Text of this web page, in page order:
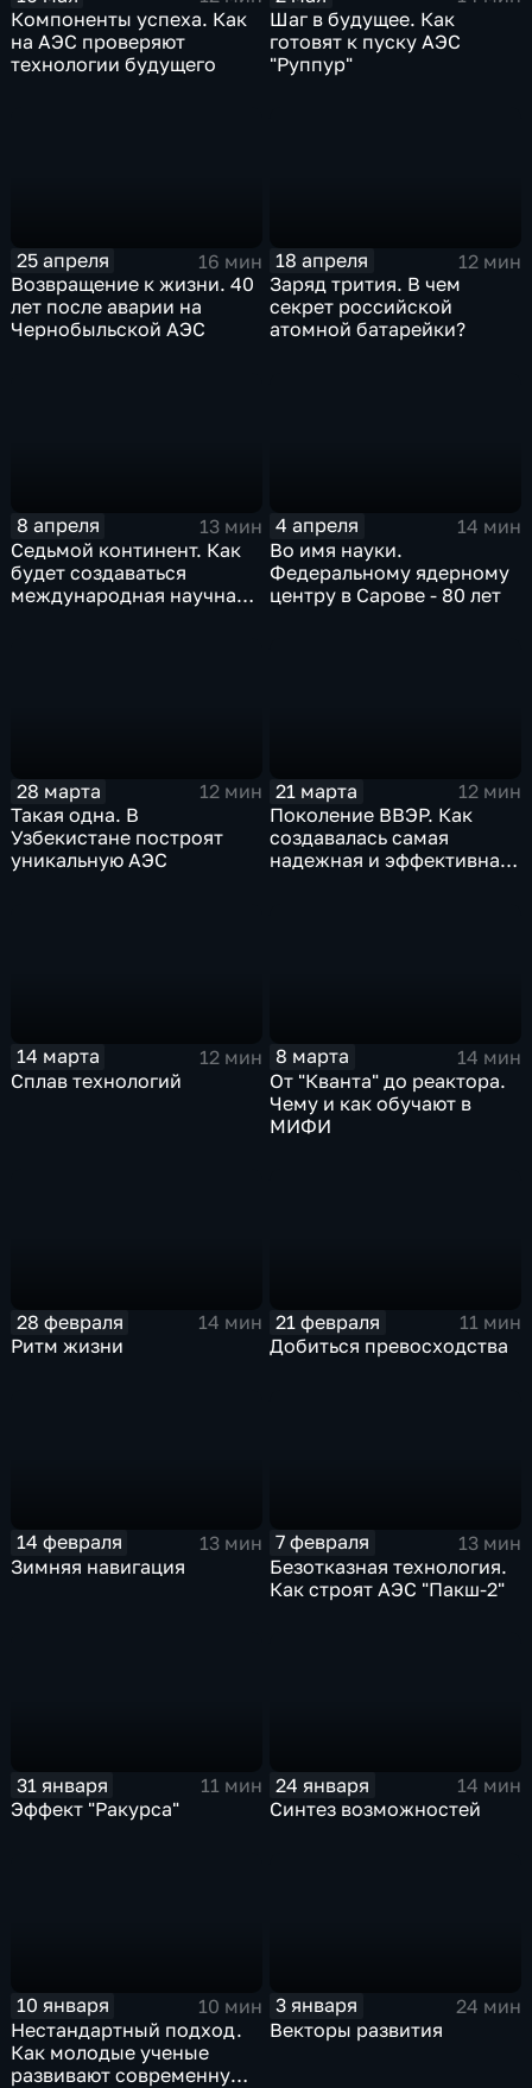
Компоненты успеха. Как
на АЭС проверяют
технологии будущего
Шаг в будущее. Как
готовят к пуску АЭС
"Руппур"
25 апреля
16 мин
Возвращение к жизни. 40
лет после аварии на
Чернобыльской АЭС
18 апреля
12 мин
Заряд трития. В чем
секрет российской
атомной батарейки?
8 апреля
13 мин
Седьмой континент. Как
будет создаваться
международная научная
4 апреля
14 мин
Во имя науки.
Федеральному ядерному
центру в Сарове - 80 лет
28 марта
12 мин
Такая одна. В
Узбекистане построят
уникальную АЭС
21 марта
12 мин
Поколение ВВЭР. Как
создавалась самая
надежная и эффективная
14 марта
12 мин
Сплав технологий
8 марта
14 мин
От "Кванта" до реактора.
Чему и как обучают в
МИФИ
28 февраля
14 мин
Ритм жизни
21 февраля
11 мин
Добиться превосходства
14 февраля
13 мин
Зимняя навигация
7 февраля
13 мин
Безотказная технология.
Как строят АЭС "Пакш-2"
31 января
11 мин
Эффект "Ракурса"
24 января
14 мин
Синтез возможностей
10 января
10 мин
Нестандартный подход.
Как молодые ученые
развивают современную
3 января
24 мин
Векторы развития